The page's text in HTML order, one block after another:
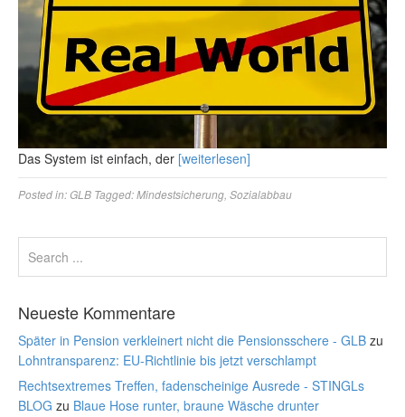
Das System ist einfach, der [weiterlesen]
Posted in:GLB Tagged:Mindestsicherung Sozialabbau
Neueste Kommentare
Später in Pension verkleinert nicht die Pensionsschere - GLB zu
Lohntransparenz: EU-Richtlinie bis jetzt verschlampt
Rechtsextremes Treffen, fadenscheinige Ausrede - STINGLs
BLOG zu Blaue Hose runter, braune Wäsche drunter